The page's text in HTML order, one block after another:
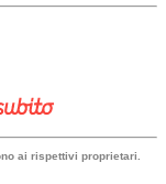
ai rispettivi proprietari.